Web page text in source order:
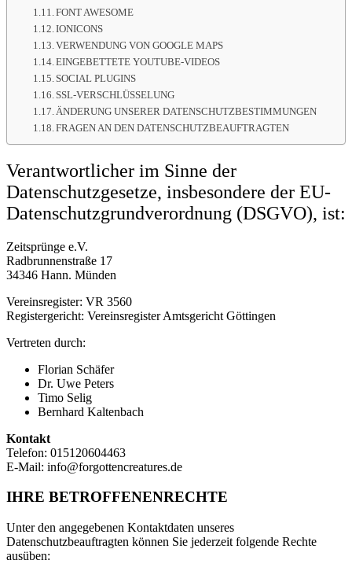
FONT AWESOME
IONICONS
VERWENDUNG VON GOOGLE MAPS
EINGEBETTETE YOUTUBE-VIDEOS
SOCIAL PLUGINS
SSL-VERSCHLÜSSELUNG
ÄNDERUNG UNSERER DATENSCHUTZBESTIMMUNGEN
FRAGEN AN DEN DATENSCHUTZBEAUFTRAGTEN
Verantwortlicher im Sinne der
Datenschutzgesetze, insbesondere der EU-
Datenschutzgrundverordnung (DSGVO), ist:
Zeitsprünge e.V.
Radbrunnenstraße 17
34346 Hann. Münden
Vereinsregister: VR 3560
Registergericht: Vereinsregister Amtsgericht Göttingen
Vertreten durch:
Florian Schäfer
Dr. Uwe Peters
Timo Selig
Bernhard Kaltenbach
Kontakt
Telefon: 015120604463
E-Mail: info@forgottencreatures.de
IHRE BETROFFENENRECHTE
Unter den angegebenen Kontaktdaten unseres
Datenschutzbeauftragten können Sie jederzeit folgende Rechte
ausüben: